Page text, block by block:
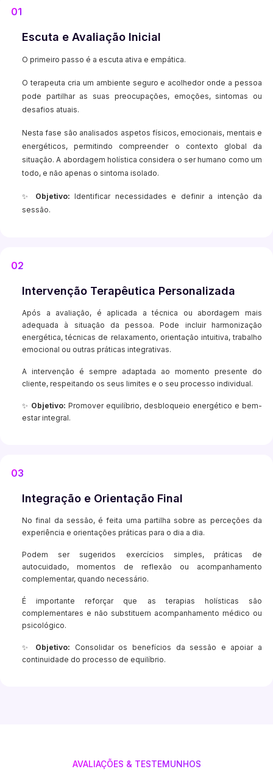
01
Escuta e Avaliação Inicial
O primeiro passo é a escuta ativa e empática.
O terapeuta cria um ambiente seguro e acolhedor onde a pessoa
pode partilhar as suas preocupações, emoções, sintomas ou
desafios atuais.
Nesta fase são analisados aspetos físicos, emocionais, mentais e
energéticos, permitindo compreender o contexto global da
situação. A abordagem holística considera o ser humano como um
todo, e não apenas o sintoma isolado.
✨ Objetivo:Identificar necessidades e definir a intenção da
sessão.
02
Intervenção Terapêutica Personalizada
Após a avaliação, é aplicada a técnica ou abordagem mais
adequada à situação da pessoa. Pode incluir harmonização
energética, técnicas de relaxamento, orientação intuitiva, trabalho
emocional ou outras práticas integrativas.
A intervenção é sempre adaptada ao momento presente do
cliente, respeitando os seus limites e o seu processo individual.
✨ Objetivo: Promover equilíbrio, desbloqueio energético e bem-
estar integral.
03
Integração e Orientação Final
No final da sessão, é feita uma partilha sobre as perceções da
experiência e orientações práticas para o dia a dia.
Podem ser sugeridos exercícios simples, práticas de
autocuidado, momentos de reflexão ou acompanhamento
complementar, quando necessário.
É importante reforçar que as terapias holísticas são
complementares e não substituem acompanhamento médico ou
psicológico.
✨ Objetivo: Consolidar os benefícios da sessão e apoiar a
continuidade do processo de equilíbrio.
AVALIAÇÕES & TESTEMUNHOS